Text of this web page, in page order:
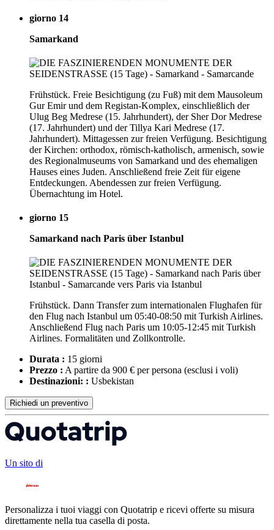
giorno 14
Samarkand
Frühstück. Freie Besichtigung (zu Fuß) mit dem Mausoleum
Gur Emir und dem Registan-Komplex, einschließlich der
Ulug Beg Medrese (15. Jahrhundert), der Sher Dor Medrese
(17. Jahrhundert) und der Tillya Kari Medrese (17.
Jahrhundert). Mittagessen zur freien Verfügung. Besichtigung
der Kirchen: orthodox, römisch-katholisch, armenisch, sowie
des Regionalmuseums von Samarkand und des ehemaligen
Hauses eines Juden. Anschließend freie Zeit für eigene
Entdeckungen. Abendessen zur freien Verfügung.
Übernachtung im Hotel.
giorno 15
Samarkand nach Paris über Istanbul
Frühstück. Dann Transfer zum internationalen Flughafen für
den Flug nach Istanbul um 05:40-08:50 mit Turkish Airlines.
Anschließend Flug nach Paris um 10:05-12:45 mit Turkish
Airlines. Formalitäten und Zollkontrolle.
Durata : 15 giorni
Prezzo : A partire da 900 € per persona (esclusi i voli)
Destinazioni: : Usbekistan
Richiedi un preventivo
Un sito di
Personalizza i tuoi viaggi con Quotatrip e ricevi offerte su misura
direttamente nella tua casella di posta.